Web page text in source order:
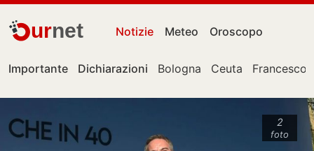
urnet Notizie Meteo Oroscopo
Importante Dichiarazioni Bologna Ceuta Francesco
2
foto